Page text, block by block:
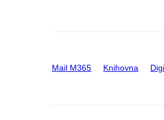
Mail M365 Knihovna